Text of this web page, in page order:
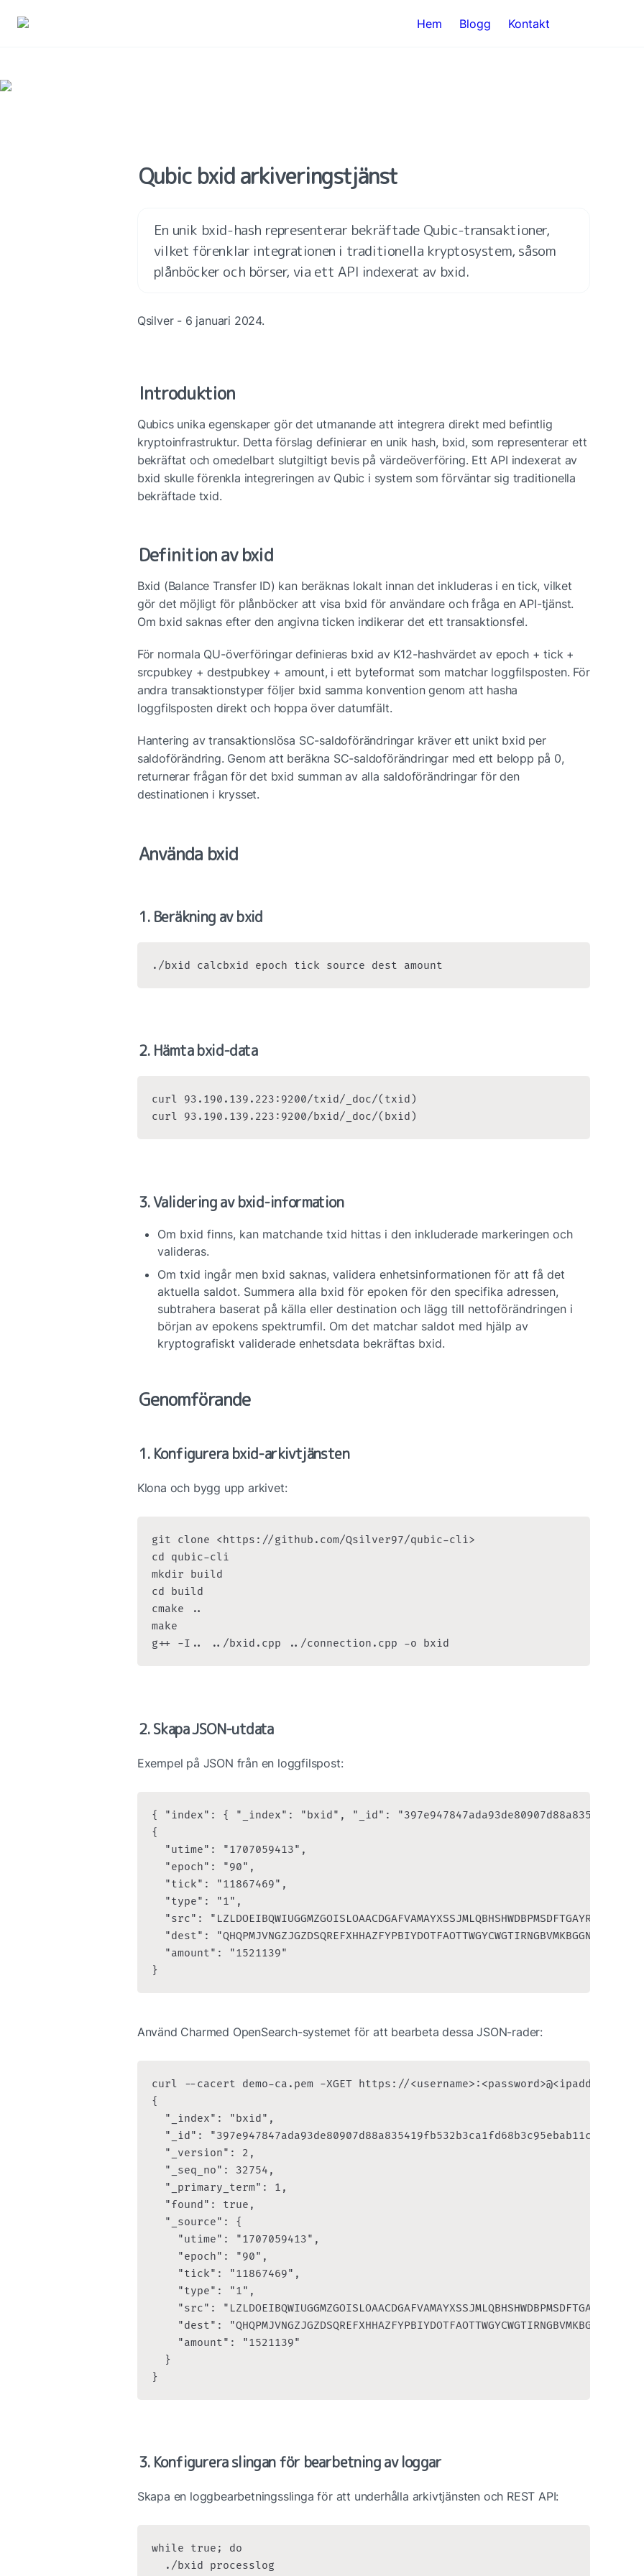
Hem Blogg Kontakt
Qubic bxid arkiveringstjänst
En unik bxid-hash representerar bekräftade Qubic-transaktioner,
vilket förenklar integrationen i traditionella kryptosystem, såsom
plånböcker och börser, via ett API indexerat av bxid.
Qsilver - 6 januari 2024.
Introduktion
Qubics unika egenskaper gör det utmanande att integrera direkt med befintlig
kryptoinfrastruktur. Detta förslag definierar en unik hash, bxid, som representerar ett
bekräftat och omedelbart slutgiltigt bevis på värdeöverföring. Ett API indexerat av
bxid skulle förenkla integreringen av Qubic i system som förväntar sig traditionella
bekräftade txid.
Definition av bxid
Bxid (Balance Transfer ID) kan beräknas lokalt innan det inkluderas i en tick, vilket
gör det möjligt för plånböcker att visa bxid för användare och fråga en API-tjänst.
Om bxid saknas efter den angivna ticken indikerar det ett transaktionsfel.
För normala QU-överföringar definieras bxid av K12-hashvärdet av epoch + tick +
srcpubkey + destpubkey + amount, i ett byteformat som matchar loggfilsposten. För
andra transaktionstyper följer bxid samma konvention genom att hasha
loggfilsposten direkt och hoppa över datumfält.
Hantering av transaktionslösa SC-saldoförändringar kräver ett unikt bxid per
saldoförändring. Genom att beräkna SC-saldoförändringar med ett belopp på 0,
returnerar frågan för det bxid summan av alla saldoförändringar för den
destinationen i krysset.
Använda bxid
1. Beräkning av bxid
./bxid calcbxid epoch tick source dest amount
2. Hämta bxid-data
curl 93.190.139.223:9200/txid/_doc/(txid)
curl 93.190.139.223:9200/bxid/_doc/(bxid)
3. Validering av bxid-information
Om bxid finns, kan matchande txid hittas i den inkluderade markeringen och
valideras.
Om txid ingår men bxid saknas, validera enhetsinformationen för att få det
aktuella saldot. Summera alla bxid för epoken för den specifika adressen,
subtrahera baserat på källa eller destination och lägg till nettoförändringen i
början av epokens spektrumfil. Om det matchar saldot med hjälp av
kryptografiskt validerade enhetsdata bekräftas bxid.
Genomförande
1. Konfigurera bxid-arkivtjänsten
Klona och bygg upp arkivet:
git clone <https://github.com/Qsilver97/qubic-cli>
cd qubic-cli
mkdir build
cd build
cmake ..
make
g++ -I.. ../bxid.cpp ../connection.cpp -o bxid
2. Skapa JSON-utdata
Exempel på JSON från en loggfilspost:
{ "index": { "_index": "bxid", "_id":
{
  "utime": "1707059413",
  "epoch": "90",
  "tick": "11867469",
  "type": "1",
  "src": "LZLDOEIBQWIUGGMZGOISLOAACDGAFVAMAYXSSJMLQBHSHWDBPMSDFTGAYRMN",
  "dest": "QHQPMJVNGZJGZDSQREFXHHAZFYPBIYDOTFAOTTWGYCWGTIRNGBVMKBGGNDDA",
  "amount": "1521139"
}
Använd Charmed OpenSearch-systemet för att bearbeta dessa JSON-rader:
curl --cacert demo-ca.pem -XGET https://<username>:<password>@<ipaddr>:9200/
{
  "_index": "bxid",
  "_id": "397e947847ada93de80907d88a835419fb532b3ca1fd68b3c95ebab11cd24190",
  "_version": 2,
  "_seq_no": 32754,
  "_primary_term": 1,
  "found": true,
  "_source": {
    "utime": "1707059413",
    "epoch": "90",
    "tick": "11867469",
    "type": "1",
    "src": "LZLDOEIBQWIUGGMZGOISLOAACDGAFVAMAYXSSJMLQBHSHWDBPMSDFTGAYRMN",
    "dest": "QHQPMJVNGZJGZDSQREFXHHAZFYPBIYDOTFAOTTWGYCWGTIRNGBVMKBGGNDDA",
    "amount": "1521139"
  }
}
3. Konfigurera slingan för bearbetning av loggar
Skapa en loggbearbetningsslinga för att underhålla arkivtjänsten och REST API:
while true; do
  ./bxid processlog